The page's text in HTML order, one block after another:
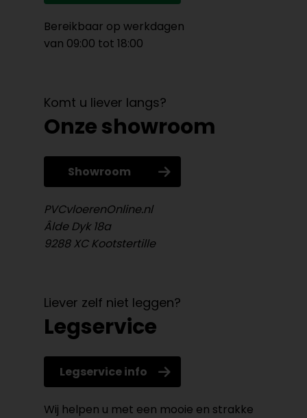
Bereikbaar op werkdagen
van 09:00 tot 18:00
Komt u liever langs?
Onze showroom
Showroom
PVCvloerenOnline.nl
Âlde Dyk 18a
9288 XC Kootstertille
Liever zelf niet leggen?
Legservice
Legservice info
Wij helpen u met een mooie en strakke